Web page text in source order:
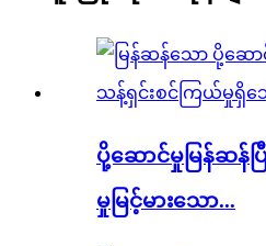
ပို့ဆောင်မှုမြန်ဆန်
မှုမြင့်မားသော...